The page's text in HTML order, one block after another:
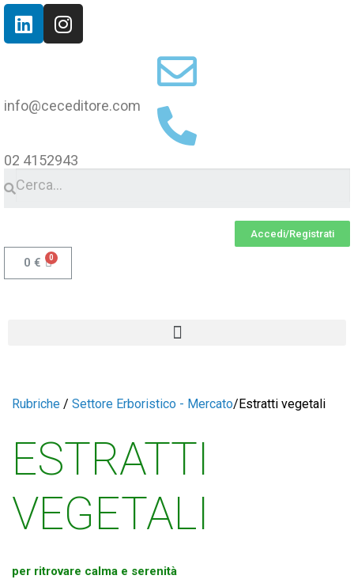
info@ceceditore.com
02 4152943
Accedi/Registrati
0 €
Rubriche / Settore Erboristico - Mercato/Estratti vegetali
ESTRATTI
VEGETALI
per ritrovare calma e serenità